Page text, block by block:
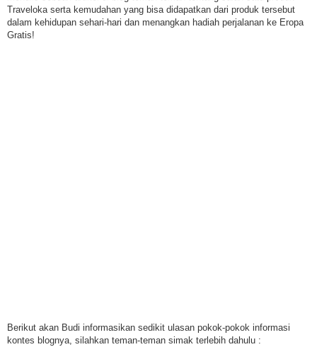
Traveloka serta kemudahan yang bisa didapatkan dari produk tersebut
dalam kehidupan sehari-hari dan menangkan hadiah perjalanan ke Eropa
Gratis!
Berikut akan Budi informasikan sedikit ulasan pokok-pokok informasi
kontes blognya, silahkan teman-teman simak terlebih dahulu :